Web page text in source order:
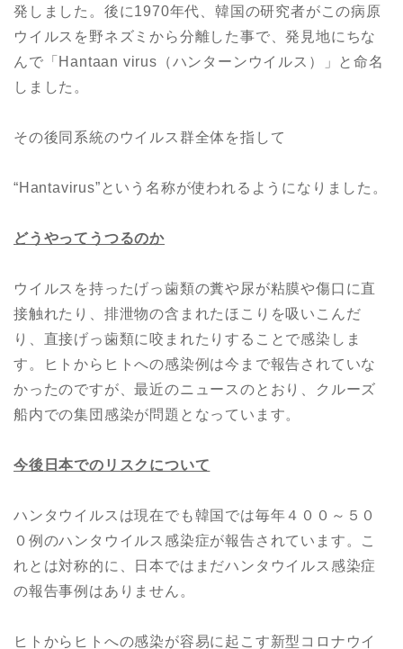
発しました。後に1970年代、韓国の研究者がこの病原
ウイルスを野ネズミから分離した事で、発見地にちな
んで「Hantaan virus（ハンターンウイルス）」と命名
しました。
その後同系統のウイルス群全体を指して
“Hantavirus”という名称が使われるようになりました。
どうやってうつるのか
ウイルスを持ったげっ歯類の糞や尿が粘膜や傷口に直
接触れたり、排泄物の含まれたほこりを吸いこんだ
り、直接げっ歯類に咬まれたりすることで感染しま
す。ヒトからヒトへの感染例は今まで報告されていな
かったのですが、最近のニュースのとおり、クルーズ
船内での集団感染が問題となっています。
今後 日本でのリスクについて
ハンタウイルスは現在でも韓国では毎年４００～５０
０例のハンタウイルス感染症が報告されています。こ
れとは対称的に、日本ではまだハンタウイルス感染症
の報告事例はありません。
ヒトからヒトへの感染が容易に起こす新型コロナウイ